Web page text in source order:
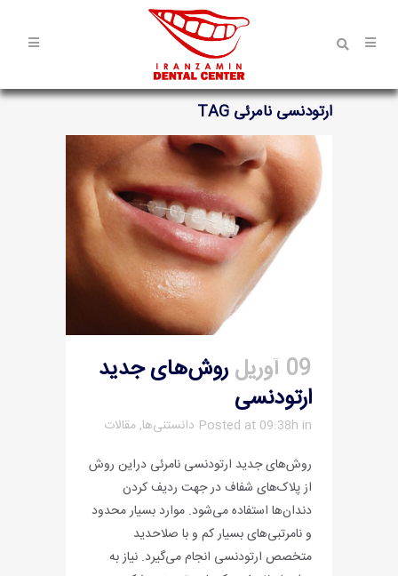
ارتودنسی نامرئی TAG
09 آوریل
روش‌های جدید
ارتودنسی
Posted at 09:38h in دانستنی‌ها,مقالات
روش‌های جدید ارتودنسی نامرئی دراین روش
از پلاک‌های شفاف در جهت ردیف کردن
دندان‌ها استفاده می‌شود. موارد بسیار محدود
و نامرتبی‌های بسیار کم و با صلاحدید
متخصص ارتودنسی انجام می‌گیرد. نیاز به